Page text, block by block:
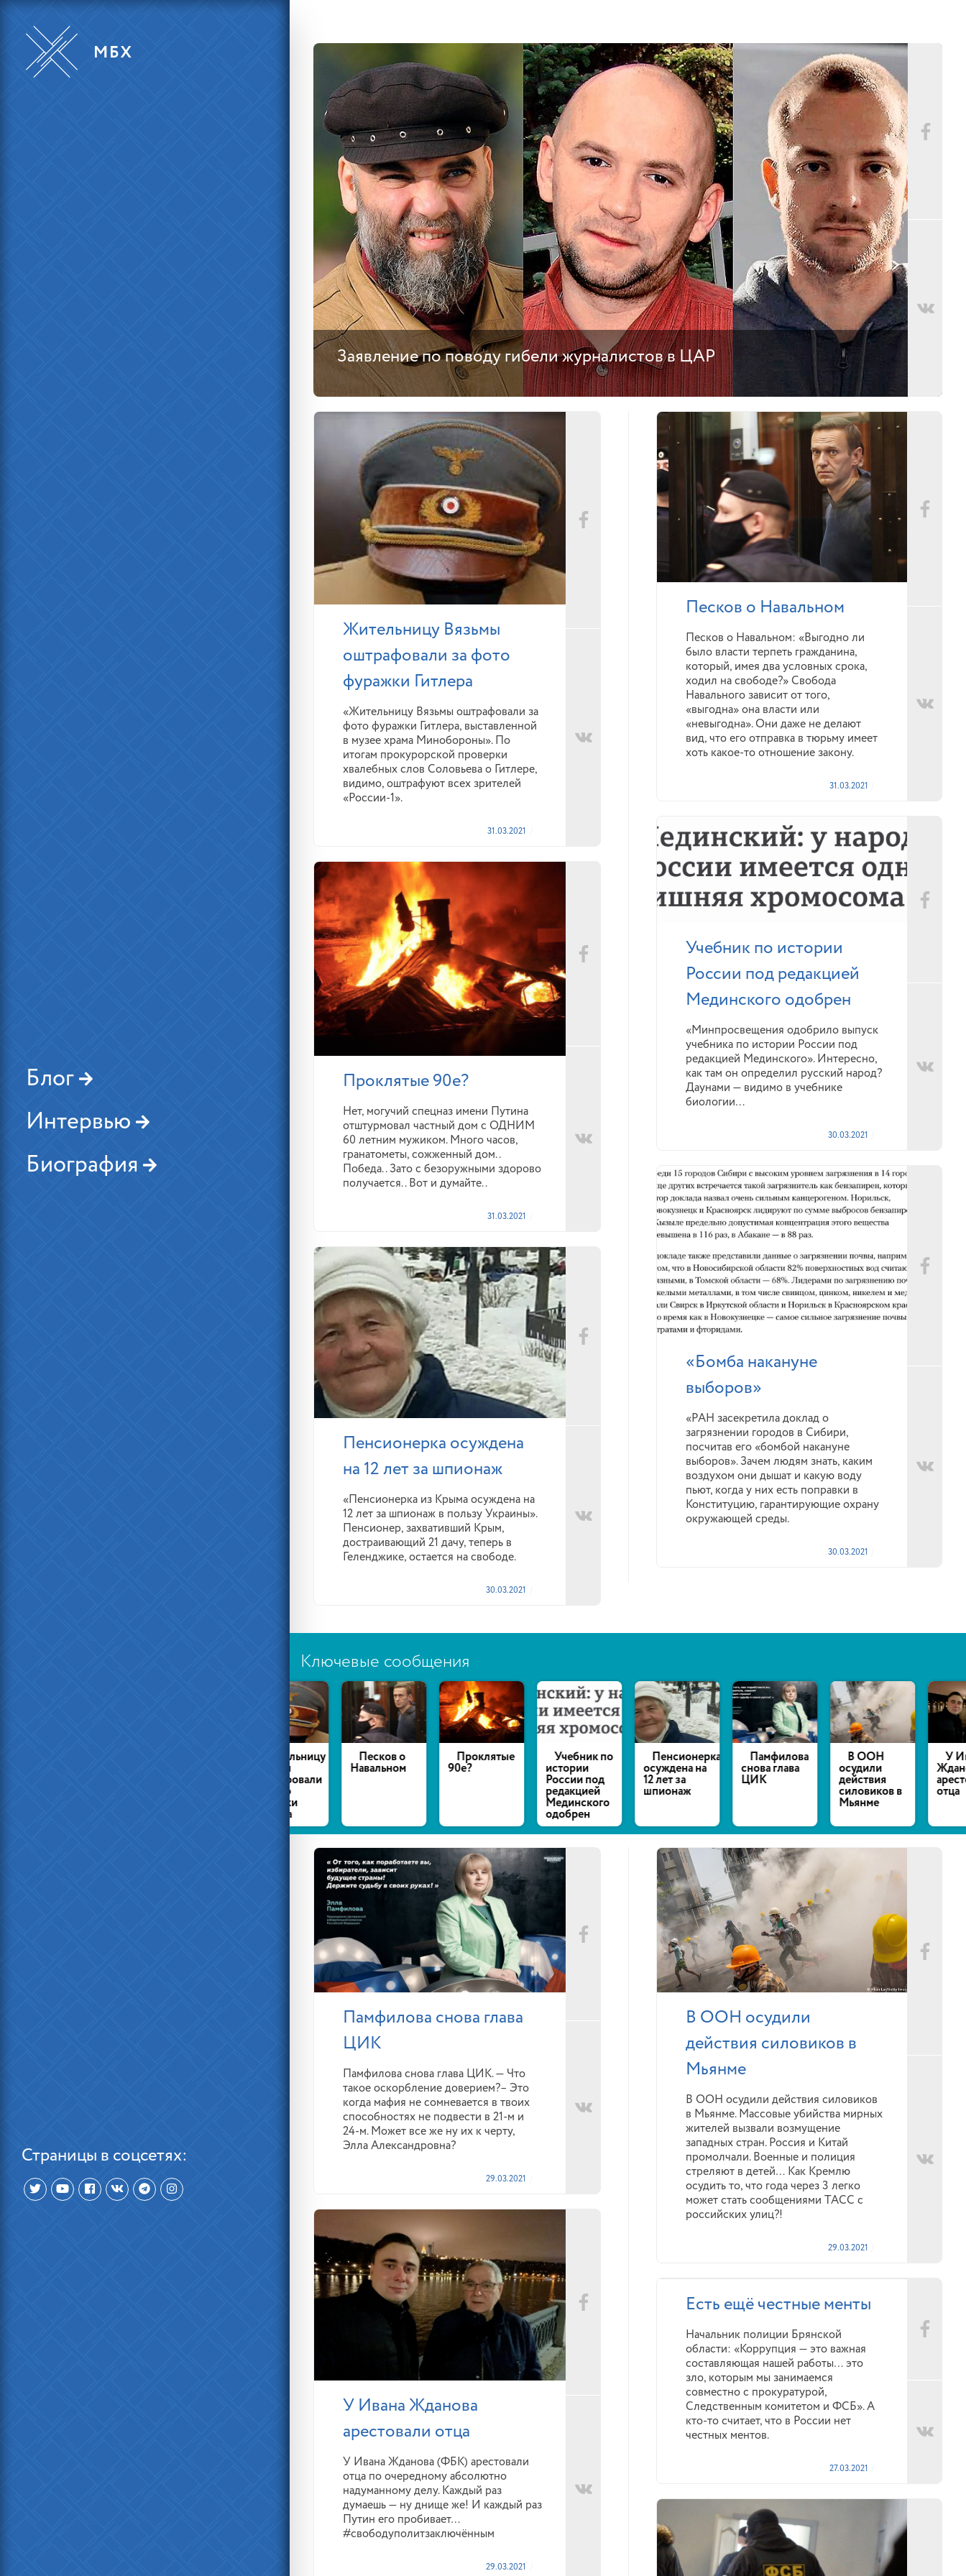
Блог
Интервью
Биография
Страницы в соцсетях:
Заявление по поводу гибели журналистов в ЦАР
Жительницу Вязьмы
оштрафовали за фото
фуражки Гитлера
«Жительницу Вязьмы оштрафовали за
фото фуражки Гитлера, выставленной
в музее храма Минобороны». По
итогам прокурорской проверки
хвалебных слов Соловьева о Гитлере,
видимо, оштрафуют всех зрителей
«России-1».
31.03.2021
Проклятые 90е?
Нет, могучий спецназ имени Путина
отштурмовал частный дом с ОДНИМ
60 летним мужиком. Много часов,
гранатометы, сожженный дом..
Победа.. Зато с безоружными здорово
получается.. Вот и думайте..
31.03.2021
Пенсионерка осуждена
на 12 лет за шпионаж
«Пенсионерка из Крыма осуждена на
12 лет за шпионаж в пользу Украины».
Пенсионер, захвативший Крым,
достраивающий 21 дачу, теперь в
Геленджике, остается на свободе.
30.03.2021
Песков о Навальном
Песков о Навальном: «Выгодно ли
было власти терпеть гражданина,
который, имея два условных срока,
ходил на свободе?» Свобода
Навального зависит от того,
«выгодна» она власти или
«невыгодна». Они даже не делают
вид, что его отправка в тюрьму имеет
хоть какое-то отношение закону.
31.03.2021
Учебник по истории
России под редакцией
Мединского одобрен
«Минпросвещения одобрило выпуск
учебника по истории России под
редакцией Мединского». Интересно,
как там он определил русский народ?
Даунами — видимо в учебнике
биологии…
30.03.2021
«Бомба накануне
выборов»
«РАН засекретила доклад о
загрязнении городов в Сибири,
посчитав его «бомбой накануне
выборов». Зачем людям знать, каким
воздухом они дышат и какую воду
пьют, когда у них есть поправки в
Конституцию, гарантирующие охрану
окружающей среды.
30.03.2021
Ключевые сообщения
Песков о
Навальном
Проклятые
90е?
Учебник по
России под
редакцией
Мединского
Пенсионерка
осуждена на
12 лет за
шпионаж
Памфилова
снова глава
В ООН
осудили
действия
силовиков в
арестовали
отца
Памфилова снова глава
ЦИК
Памфилова снова глава ЦИК. — Что
такое оскорбление доверием?– Это
когда мафия не сомневается в твоих
способностях не подвести в 21-м и
24-м. Может все же ну их к черту,
Элла Александровна?
29.03.2021
У Ивана Жданова
арестовали отца
У Ивана Жданова (ФБК) арестовали
отца по очередному абсолютно
надуманному делу. Каждый раз
думаешь — ну днище же! И каждый раз
Путин его пробивает…
#свободуполитзаключённым
29.03.2021
В ООН осудили
действия силовиков в
Мьянме
В ООН осудили действия силовиков
в Мьянме. Массовые убийства мирных
жителей вызвали возмущение
западных стран. Россия и Китай
промолчали. Военные и полиция
стреляют в детей… Как Кремлю
осудить то, что года через 3 легко
может стать сообщениями ТАСС с
российских улиц?!
29.03.2021
Есть ещё честные менты
Начальник полиции Брянской
области: «Коррупция — это важная
составляющая нашей работы… это
зло, которым мы занимаемся
совместно с прокуратурой,
Следственным комитетом и ФСБ». А
кто-то считает, что в России нет
честных ментов.
27.03.2021